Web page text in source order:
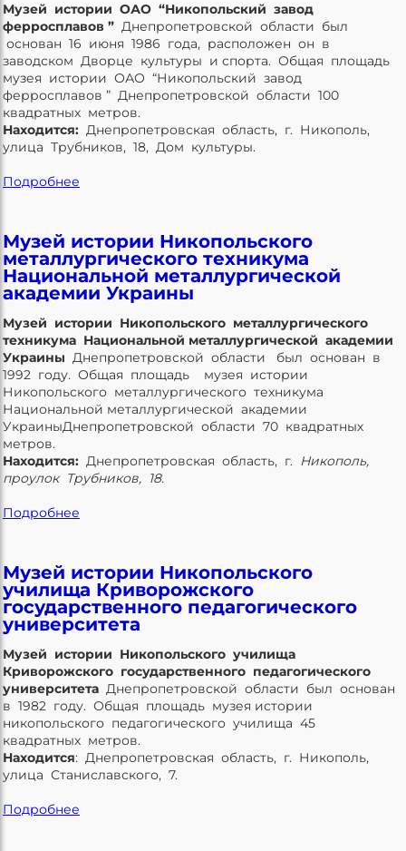
Музей истории ОАО “Никопольский завод
ферросплавов ” Днепропетровской области был
основан 16 июня 1986 года, расположен он в
заводском Дворце культуры и спорта. Общая площадь
музея истории ОАО “Никопольский завод
ферросплавов ” Днепропетровской области 100
квадратных метров.
Находится: Днепропетровская область, г. Никополь,
улица Трубников, 18, Дом культуры.
Подробнее
Музей истории Никопольского
металлургического техникума
Национальной металлургической
академии Украины
Музей истории Никопольского металлургического
техникума Национальной металлургической академии
Украины Днепропетровской области был основан в
1992 году. Общая площадь музея истории
Никопольского металлургического техникума
Национальной металлургической академии
УкраиныДнепропетровской области 70 квадратных
метров.
Находится: Днепропетровская область, г. Никополь,
проулок Трубников, 18.
Подробнее
Музей истории Никопольского
училища Криворожского
государственного педагогического
университета
Музей истории Никопольского училища
Криворожского государственного педагогического
университета Днепропетровской области был основан
в 1982 году. Общая площадь музея истории
никопольского педагогического училища 45
квадратных метров.
Находится: Днепропетровская область, г. Никополь,
улица Станиславского, 7.
Подробнее